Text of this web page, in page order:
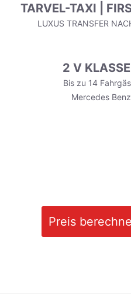
TARVEL-TAXI |
LUXUS TRANSFER
2 V
Bis zu 14
Mercedes Benz
Preis